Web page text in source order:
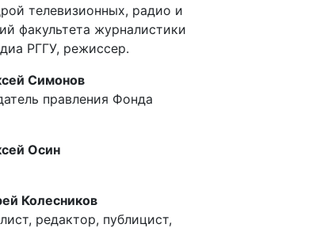
телевизионных, радио и
факультета журналистики
РГГУ, режиссер.
Симонов
правления Фонда
Осин
Колесников
редактор, публицист,